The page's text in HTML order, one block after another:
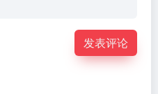
发表评论